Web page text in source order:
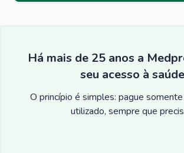
Há mais de 25 anos a
seu acesso à saúde
O princípio é simples: pague
utilizado, sempre que